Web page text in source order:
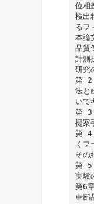
位相
検出
るフ
本論
品質
計測
研究
第 2
法と
いて
第 3
提案
第 4
くフ
その
第 5
実験
第6
車部